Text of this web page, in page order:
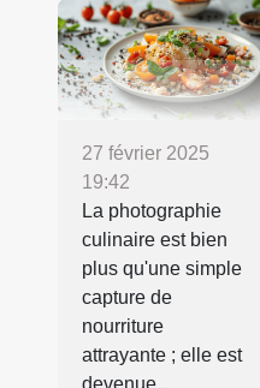
27 février 2025
19:42
La photographie
culinaire est bien
plus qu'une simple
capture de
nourriture
attrayante ; elle est
devenue...